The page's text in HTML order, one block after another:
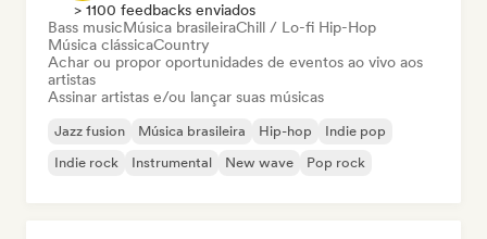
> 1100 feedbacks enviados
Bass musicMúsica brasileiraChill / Lo-fi Hip-Hop
Música clássicaCountry
Achar ou propor oportunidades de eventos ao vivo aos
artistas
Assinar artistas e/ou lançar suas músicas
Jazz fusion Música brasileira Hip-hop
Indie pop
Indie rock
Instrumental New wave Pop rock